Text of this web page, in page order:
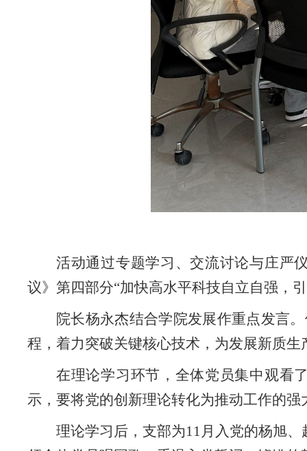
活动通过专题学习、交流讨论与庄严
议》第四部分“加快高水平科技自立自强，
院长杨永杰结合学院发展作重点发言
程，着力突破关键核心技术，为发展新质
在理论学习环节，全体党员集中观看
示，要将党的创新理论转化为推动工作的
理论学习后，支部为11月入党的杨旭